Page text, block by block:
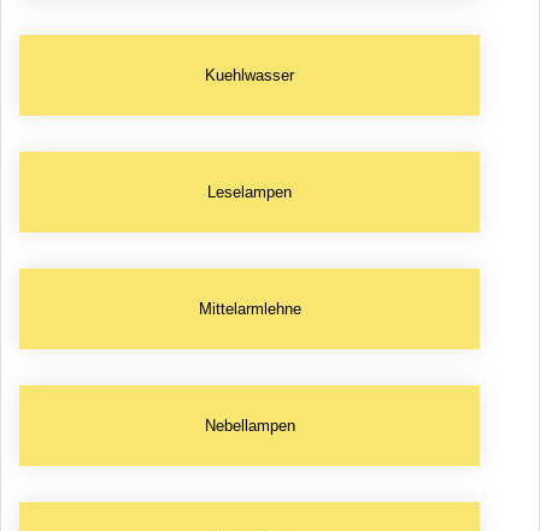
Kuehlwasser
Leselampen
Mittelarmlehne
Nebellampen